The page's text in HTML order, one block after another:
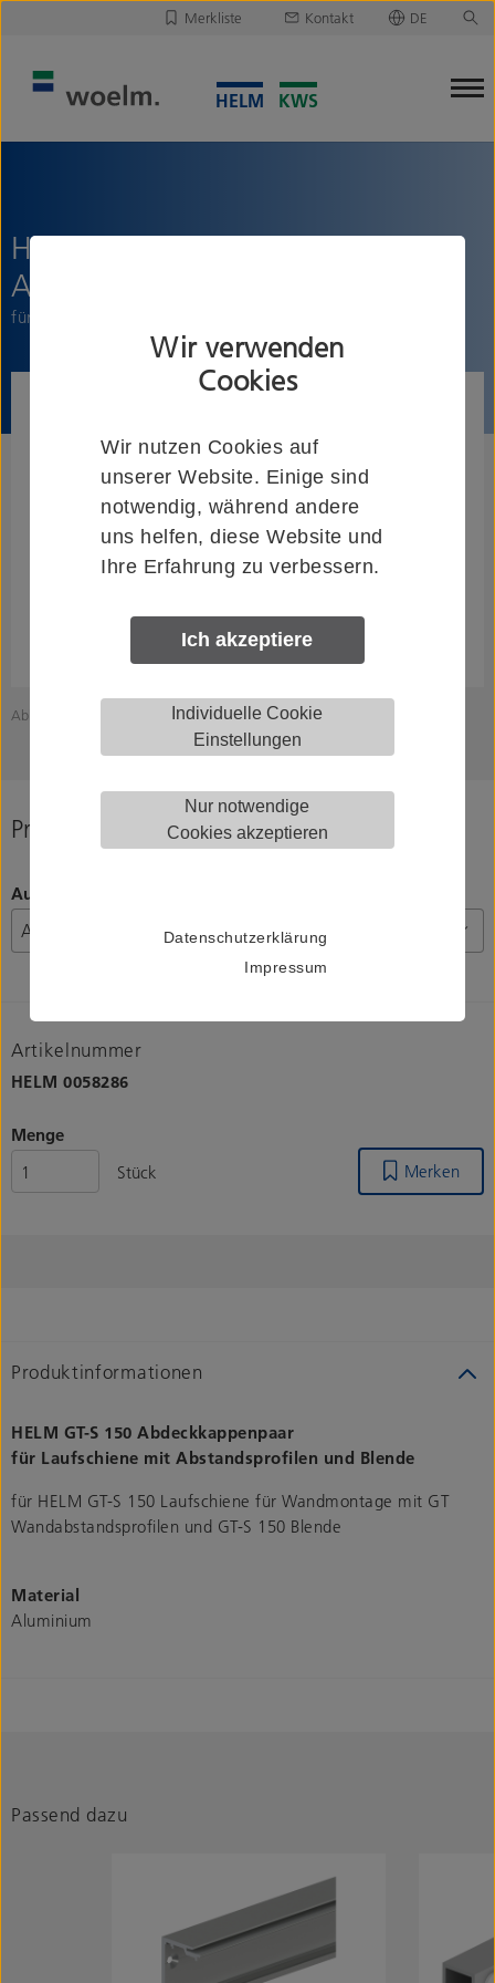
Wir verwenden
Cookies
Wir nutzen Cookies auf
unserer Website. Einige sind
notwendig, während andere
uns helfen, diese Website und
Ihre Erfahrung zu verbessern.
Ich akzeptiere
Individuelle Cookie
Einstellungen
Nur notwendige
Cookies akzeptieren
Datenschutzerklärung
Impressum
Merkliste Kontakt DE
HELM GT-S 150
Abdeckkappenpaar
für Laufschiene mit Abstandsprofilen und Blende
Abbildung zeigt HELM 0058286
Produkt konfigurieren
Ausführung
Artikelnummer
HELM0058286
Menge
Stück
Merken
Produktinformationen
HELM GT-S 150 Abdeckkappenpaar
für Laufschiene mit Abstandsprofilen und Blende
für HELM GT-S 150 Laufschiene für Wandmontage mit GT
Wandabstandsprofilen und GT-S 150 Blende
Material
Aluminium
Passend dazu